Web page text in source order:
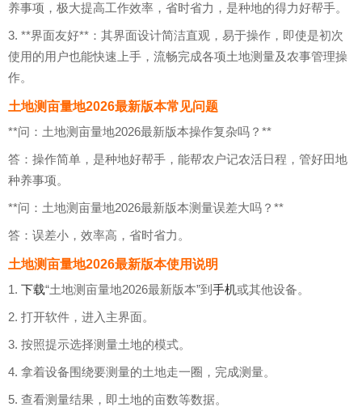
养事项，极大提高工作效率，省时省力，是种地的得力好帮手。
3. **界面友好**：其界面设计简洁直观，易于操作，即使是初次
使用的用户也能快速上手，流畅完成各项土地测量及农事管理操
作。
土地测亩量地2026最新版本常见问题
**问：土地测亩量地2026最新版本操作复杂吗？**
答：操作简单，是种地好帮手，能帮农户记农活日程，管好田地
种养事项。
**问：土地测亩量地2026最新版本测量误差大吗？**
答：误差小，效率高，省时省力。
土地测亩量地2026最新版本使用说明
1. 下载“土地测亩量地2026最新版本”到 手机或其他设备。
2. 打开软件，进入主界面。
3. 按照提示选择测量土地的模式。
4. 拿着设备围绕要测量的土地走一圈，完成测量。
5. 查看测量结果，即土地的亩数等数据。